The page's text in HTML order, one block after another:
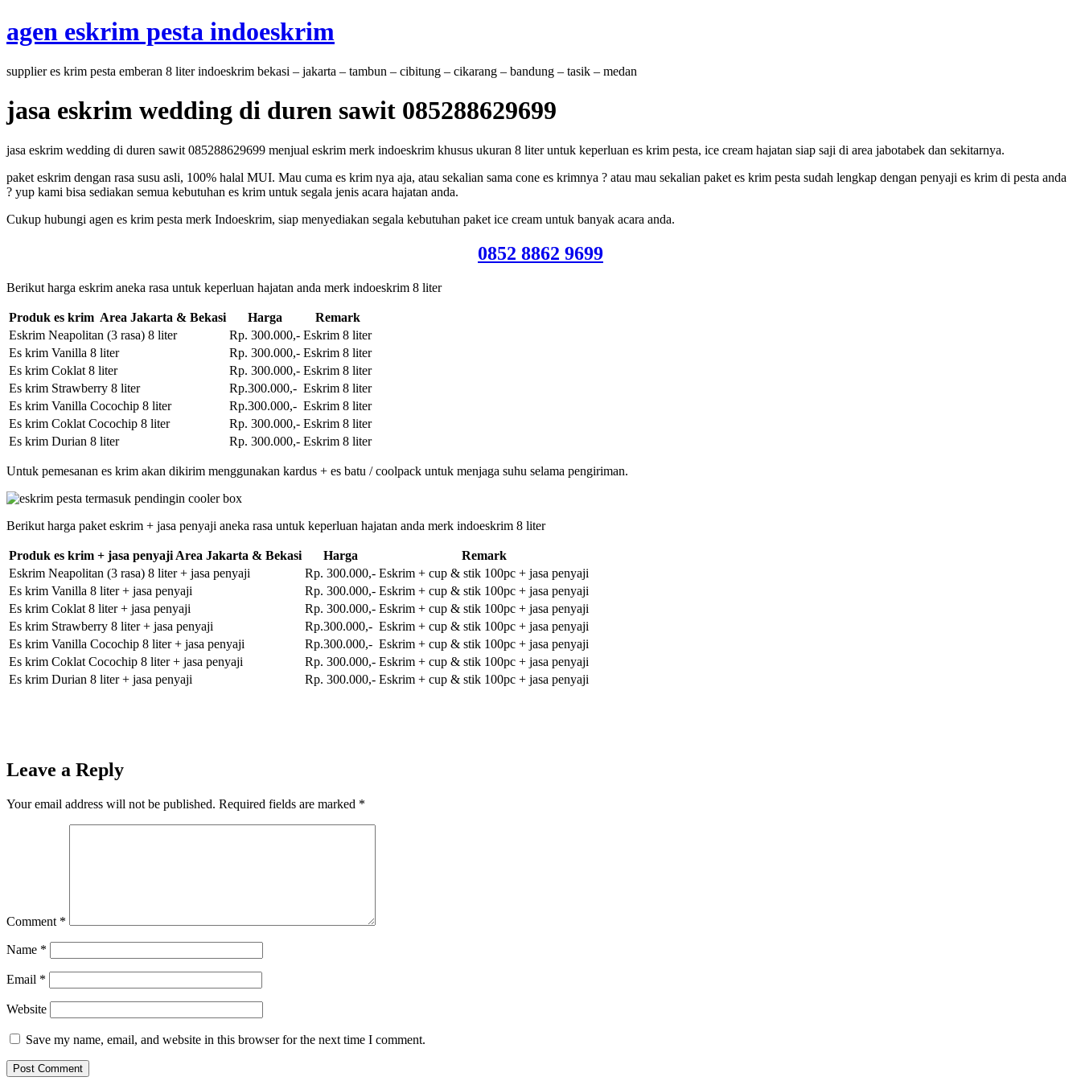
to
agen eskrim pesta indoeskrim
supplier es krim pesta emberan 8 liter indoeskrim bekasi – jakarta – tambun – cibitung – cikarang – bandung – tasik – medan
jasa eskrim wedding di duren sawit 085288629699
jasa eskrim wedding di duren sawit 085288629699 menjual eskrim merk indoeskrim khusus ukuran 8 liter untuk keperluan es krim pesta, ice cream hajatan siap saji di area jabotabek dan sekitarnya.
paket eskrim dengan rasa susu asli, 100% halal MUI. Mau cuma es krim nya aja, atau sekalian sama cone es krimnya ? atau mau sekalian paket es krim pesta sudah lengkap dengan penyaji es krim di pesta anda
? yup kami bisa sediakan semua kebutuhan es krim untuk segala jenis acara hajatan anda.
Cukup hubungi agen es krim pesta merk Indoeskrim, siap menyediakan segala kebutuhan paket ice cream untuk banyak acara anda.
0852 8862 9699
Berikut harga eskrim aneka rasa untuk keperluan hajatan anda merk indoeskrim 8 liter
Produk es krim Area Jakarta & Bekasi Harga
Remark
Eskrim Neapolitan (3 rasa) 8 liter
Rp. 300.000,- Eskrim 8 liter
Es krim Vanilla 8 liter
Rp. 300.000,- Eskrim 8 liter
Es krim Coklat 8 liter
Rp. 300.000,- Eskrim 8 liter
Es krim Strawberry 8 liter
Rp.300.000,- Eskrim 8 liter
Es krim Vanilla Cocochip 8 liter
Rp.300.000,- Eskrim 8 liter
Es krim Coklat Cocochip 8 liter
Rp. 300.000,- Eskrim 8 liter
Es krim Durian 8 liter
Rp. 300.000,- Eskrim 8 liter
Untuk pemesanan es krim akan dikirim menggunakan kardus + es batu / coolpack untuk menjaga suhu selama pengiriman.
Berikut harga paket eskrim + jasa penyaji aneka rasa untuk keperluan hajatan anda merk indoeskrim 8 liter
Produk es krim + jasa penyaji Area Jakarta & Bekasi Harga
Remark
Eskrim Neapolitan (3 rasa) 8 liter + jasa penyaji
Rp. 300.000,- Eskrim + cup & stik 100pc + jasa penyaji
Es krim Vanilla 8 liter + jasa penyaji
Rp. 300.000,- Eskrim + cup & stik 100pc + jasa penyaji
Es krim Coklat 8 liter + jasa penyaji
Rp. 300.000,- Eskrim + cup & stik 100pc + jasa penyaji
Es krim Strawberry 8 liter + jasa penyaji
Rp.300.000,- Eskrim + cup & stik 100pc + jasa penyaji
Es krim Vanilla Cocochip 8 liter + jasa penyaji
Rp.300.000,- Eskrim + cup & stik 100pc + jasa penyaji
Es krim Coklat Cocochip 8 liter + jasa penyaji
Rp. 300.000,- Eskrim + cup & stik 100pc + jasa penyaji
Es krim Durian 8 liter + jasa penyaji
Rp. 300.000,- Eskrim + cup & stik 100pc + jasa penyaji
Leave a Reply
Your email address will not be published. Required fields are marked *
Comment *
Name *
Email *
Website
Save my name, email, and website in this browser for the next time I comment.